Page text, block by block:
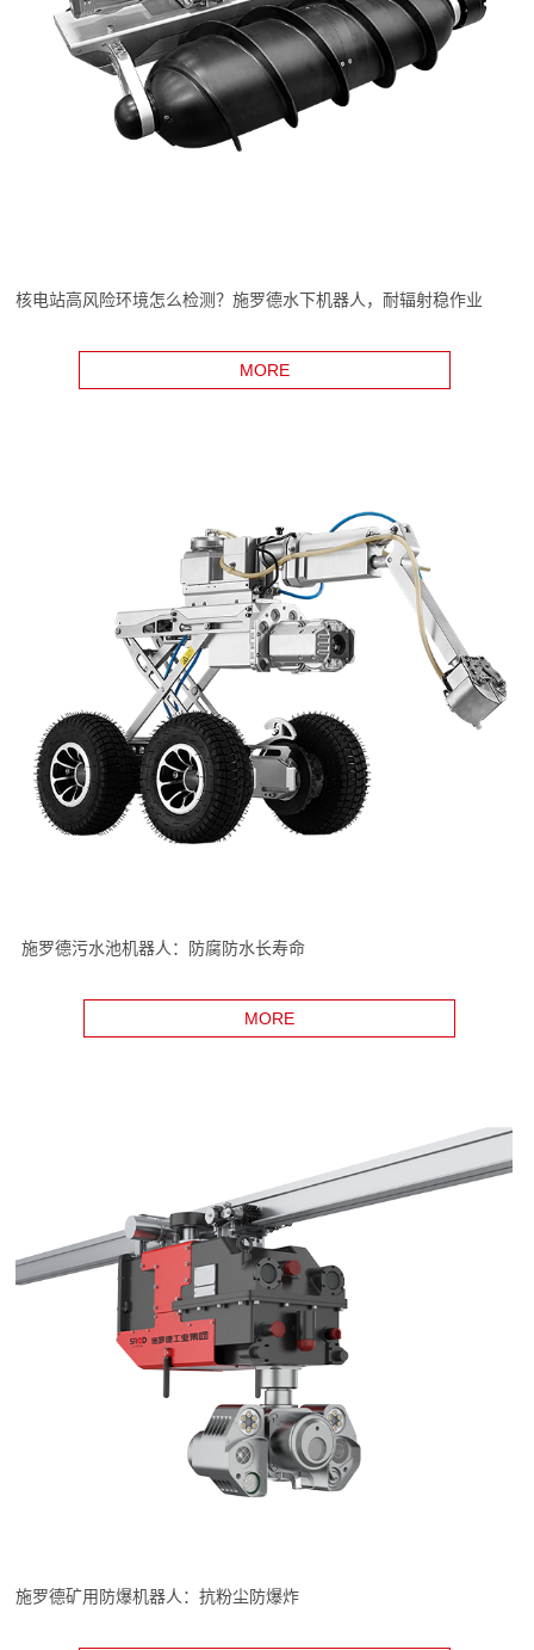
核电站高风险环境怎么检测？施罗德水下机器人，耐辐射稳作业
MORE
施罗德污水池机器人：防腐防水长寿命
MORE
施罗德矿用防爆机器人：抗粉尘防爆炸